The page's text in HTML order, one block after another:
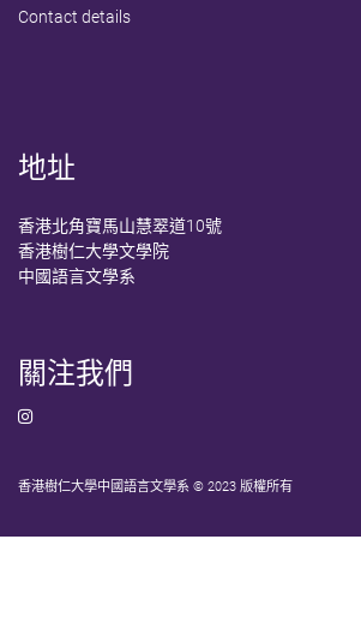
Contact details
地址
香港北角寶馬山慧翠道10號
香港樹仁大學文學院
中國語言文學系
關注我們
香港樹仁大學中國語言文學系 © 2023 版權所有